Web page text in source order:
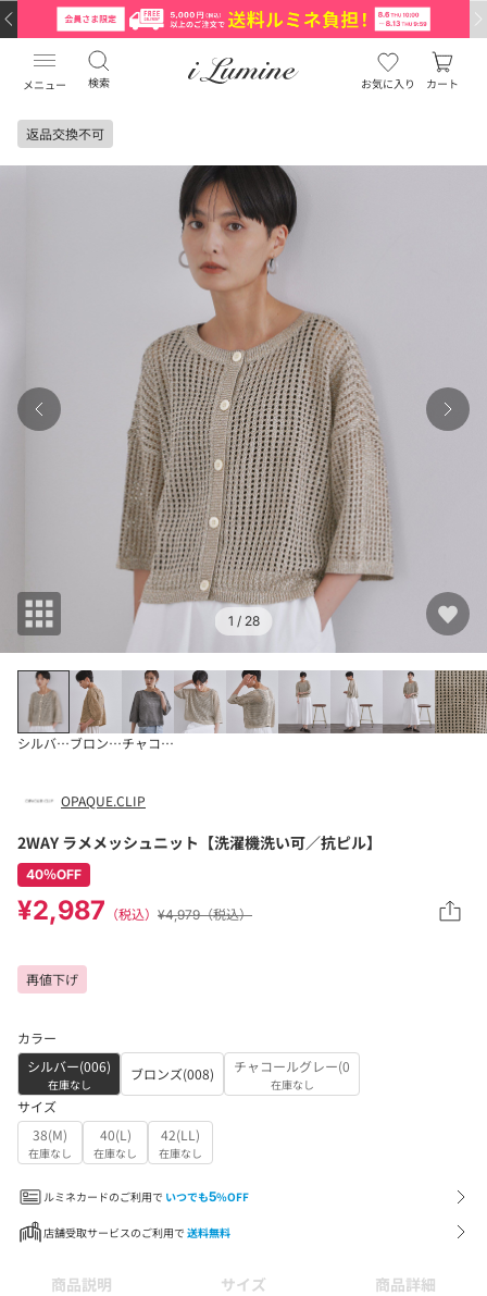
メニュー 検索 お気に入り カート
返品交換不可
1 / 28
シルバー(006)ブロンズ(008)チャコールグレー(0
OPAQUE.CLIP
2WAY ラメメッシュニット【洗濯機洗い可／抗ピル】
40％OFF
¥2,987 （税込） ¥4,979（税込）
再値下げ
カラー
シルバー(006)
在庫なし
ブロンズ(008) チャコールグレー(0
在庫なし
サイズ
38(M)
在庫なし
40(L)
在庫なし
42(LL)
在庫なし
ルミネカードのご利用で いつでも5%OFF
店舗受取サービスのご利用で 送料無料
商品説明 サイズ 商品詳細